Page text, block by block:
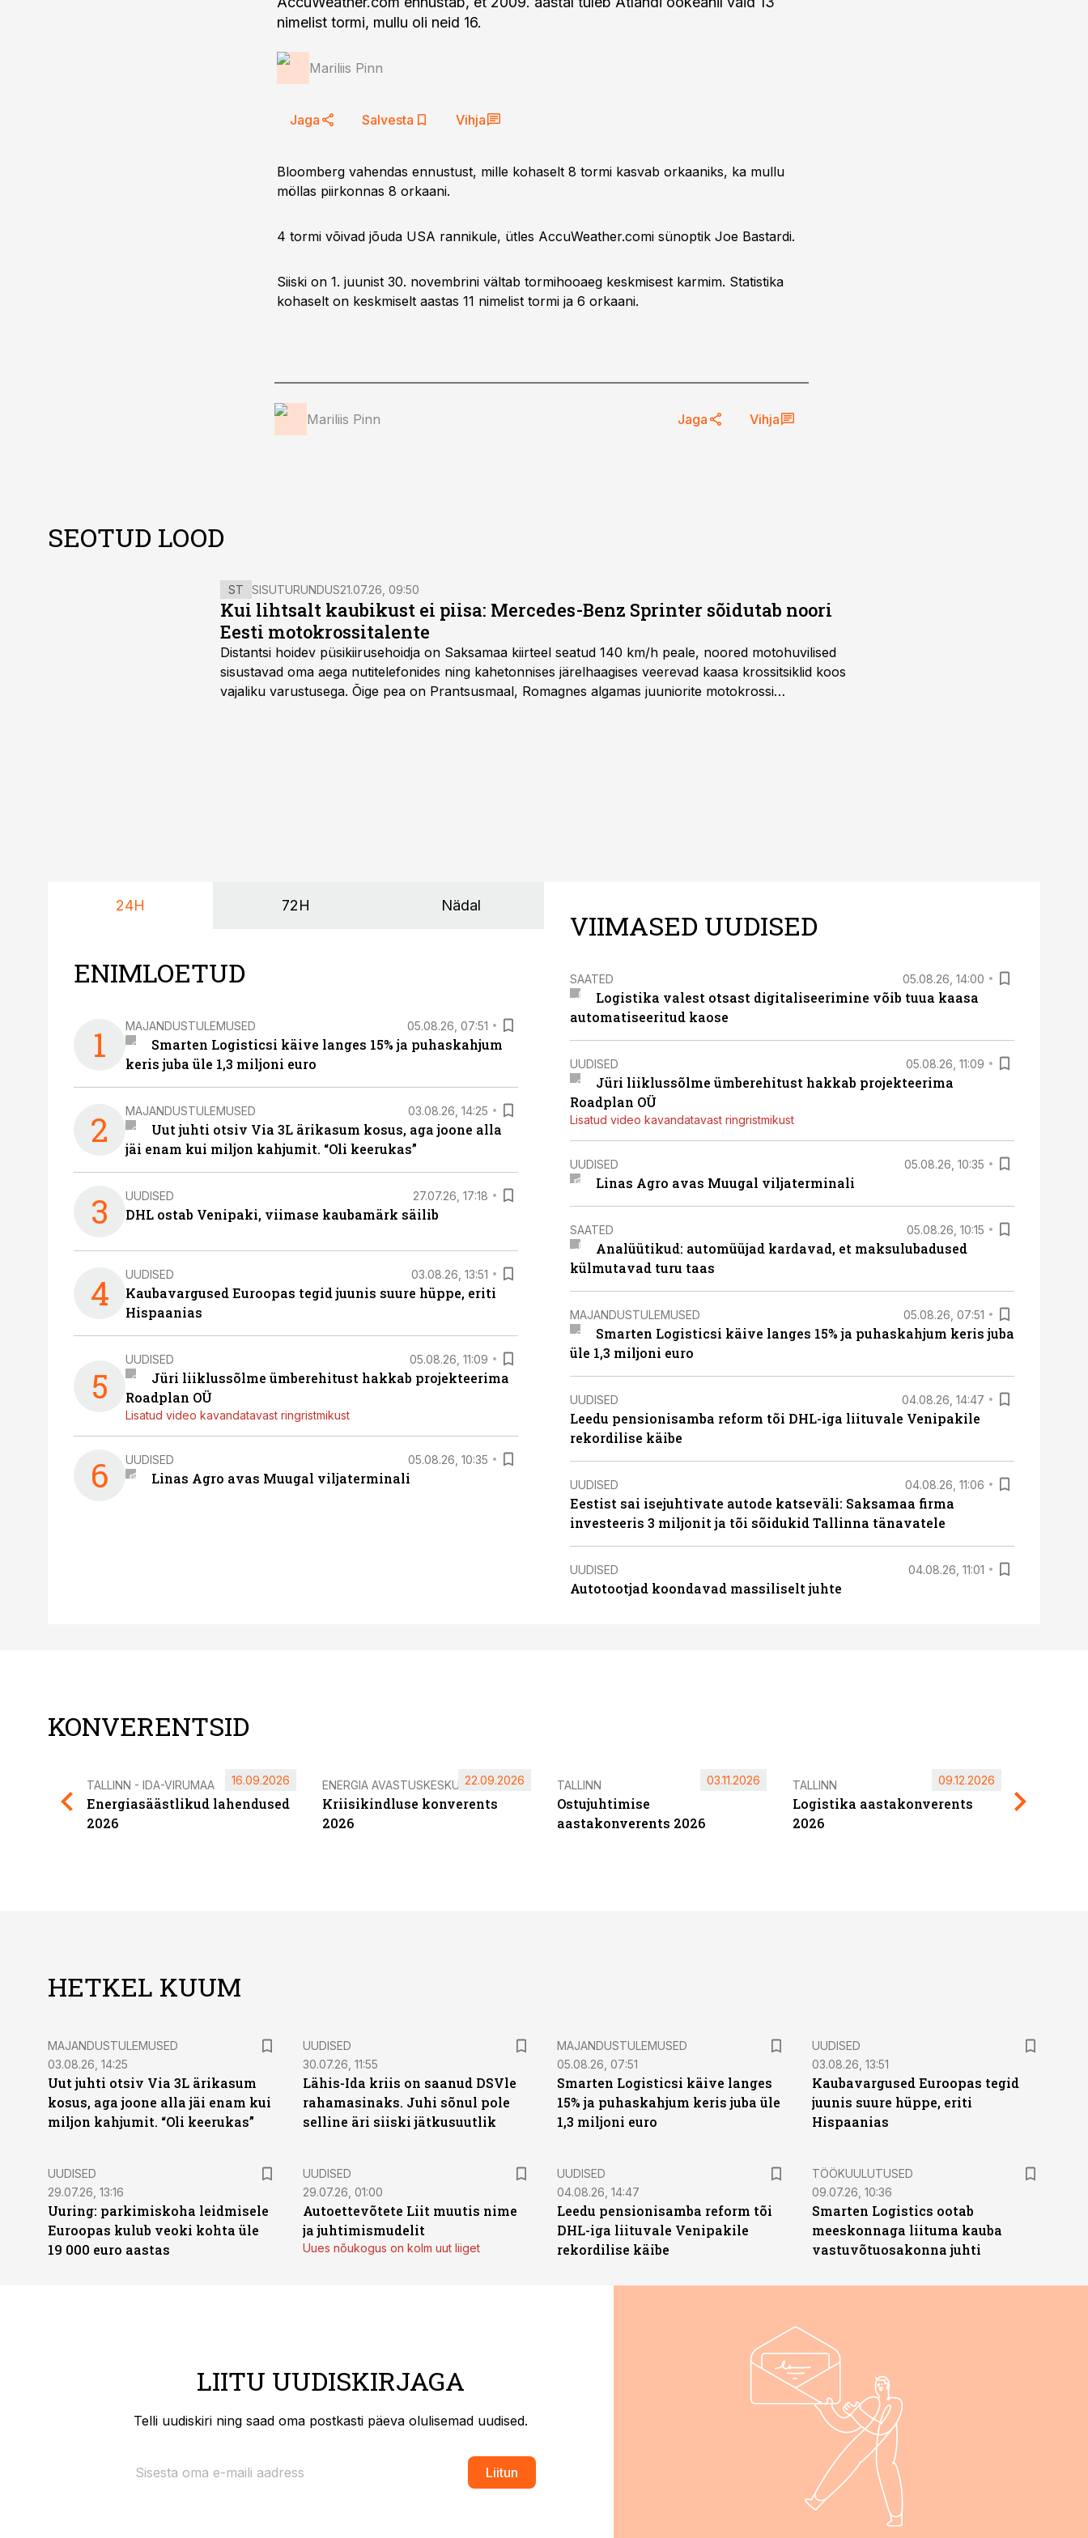
nimelist tormi, mullu oli neid 16.
Mariliis Pinn
Jaga Salvesta Vihja
Bloomberg vahendas ennustust, mille kohaselt 8 tormi kasvab orkaaniks, ka mullu
möllas piirkonnas 8 orkaani.
4 tormi võivad jõuda USA rannikule, ütles AccuWeather.comi sünoptik Joe Bastardi.
Siiski on 1. juunist 30. novembrini vältab tormihooaeg keskmisest karmim. Statistika
kohaselt on keskmiselt aastas 11 nimelist tormi ja 6 orkaani.
Mariliis Pinn Jaga Vihja
SEOTUD LOOD
ST SISUTURUNDUS21.07.26, 09:50
Kui lihtsalt kaubikust ei piisa: Mercedes-Benz Sprinter sõidutab noori
Eesti motokrossitalente
Distantsi hoidev püsikiirusehoidja on Saksamaa kiirteel seatud 140 km/h peale, noored motohuvilised
sisustavad oma aega nutitelefonides ning kahetonnises järelhaagises veerevad kaasa krossitsiklid koos
vajaliku varustusega. Õige pea on Prantsusmaal, Romagnes algamas juuniorite motokrossi
24H 72H Nädal
ENIMLOETUD
1 MAJANDUSTULEMUSED 05.08.26, 07:51
Smarten Logisticsi käive langes 15% ja puhaskahjum
keris juba üle 1,3 miljoni euro
2 MAJANDUSTULEMUSED 03.08.26, 14:25
Uut juhti otsiv Via 3L ärikasum kosus, aga joone alla
jäi enam kui miljon kahjumit. “Oli keerukas”
3 UUDISED 27.07.26, 17:18
DHL ostab Venipaki, viimase kaubamärk säilib
4 UUDISED 03.08.26, 13:51
Kaubavargused Euroopas tegid juunis suure hüppe, eriti
Hispaanias
5
UUDISED 05.08.26, 11:09
Jüri liiklussõlme ümberehitust hakkab projekteerima
Roadplan OÜ
Lisatud video kavandatavast ringristmikust
6 UUDISED 05.08.26, 10:35
Linas Agro avas Muugal viljaterminali
VIIMASED UUDISED
SAATED 05.08.26, 14:00
Logistika valest otsast digitaliseerimine võib tuua kaasa
automatiseeritud kaose
UUDISED 05.08.26, 11:09
Jüri liiklussõlme ümberehitust hakkab projekteerima
Roadplan OÜ
Lisatud video kavandatavast ringristmikust
UUDISED 05.08.26, 10:35
Linas Agro avas Muugal viljaterminali
SAATED 05.08.26, 10:15
Analüütikud: automüüjad kardavad, et maksulubadused
külmutavad turu taas
MAJANDUSTULEMUSED 05.08.26, 07:51
Smarten Logisticsi käive langes 15% ja puhaskahjum keris juba
üle 1,3 miljoni euro
UUDISED 04.08.26, 14:47
Leedu pensionisamba reform tõi DHL-iga liituvale Venipakile
rekordilise käibe
UUDISED 04.08.26, 11:06
Eestist sai isejuhtivate autode katseväli: Saksamaa firma
investeeris 3 miljonit ja tõi sõidukid Tallinna tänavatele
UUDISED 04.08.26, 11:01
Autotootjad koondavad massiliselt juhte
KONVERENTSID
TALLINN - IDA-VIRUMAA
Energiasäästlikud lahendused
2026
16.09.2026 ENERGIA AVASTUSKESKUS
Kriisikindluse konverents
2026
22.09.2026 TALLINN
Ostujuhtimise
aastakonverents 2026
03.11.2026 TALLINN
Logistika aastakonverents
2026
09.12.2026
HETKEL KUUM
MAJANDUSTULEMUSED
03.08.26, 14:25
Uut juhti otsiv Via 3L ärikasum
kosus, aga joone alla jäi enam kui
miljon kahjumit. “Oli keerukas”
UUDISED
30.07.26, 11:55
Lähis-Ida kriis on saanud DSVle
rahamasinaks. Juhi sõnul pole
selline äri siiski jätkusuutlik
MAJANDUSTULEMUSED
05.08.26, 07:51
Smarten Logisticsi käive langes
15% ja puhaskahjum keris juba üle
1,3 miljoni euro
UUDISED
03.08.26, 13:51
Kaubavargused Euroopas tegid
juunis suure hüppe, eriti
Hispaanias
UUDISED
29.07.26, 13:16
Uuring: parkimiskoha leidmisele
Euroopas kulub veoki kohta üle
19 000 euro aastas
UUDISED
29.07.26, 01:00
Autoettevõtete Liit muutis nime
ja juhtimismudelit
Uues nõukogus on kolm uut liiget
UUDISED
04.08.26, 14:47
Leedu pensionisamba reform tõi
DHL-iga liituvale Venipakile
rekordilise käibe
ST
TÖÖKUULUTUSED
09.07.26, 10:36
Smarten Logistics ootab
meeskonnaga liituma kauba
vastuvõtuosakonna juhti
LIITU UUDISKIRJAGA
Telli uudiskiri ning saad oma postkasti päeva olulisemad uudised.
Liitun